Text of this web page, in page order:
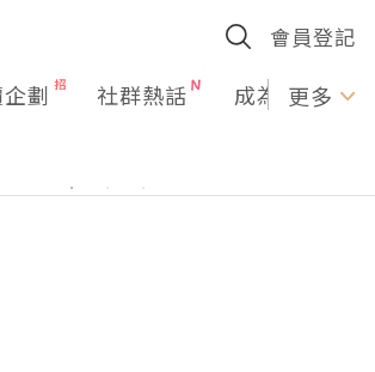
會員登記
劃 社群熱話 成為U更多